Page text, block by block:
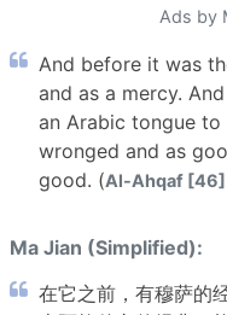
Ads by
And before it was
and as a mercy.
an Arabic tongue
wronged and as
good. (Al-Ahqaf [46]
Ma Jian (Simplified):
在它之前，有穆萨的